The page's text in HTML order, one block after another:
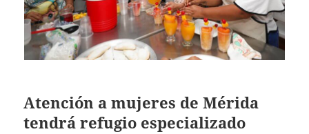
Atención a mujeres de Mérida
tendrá refugio especializado